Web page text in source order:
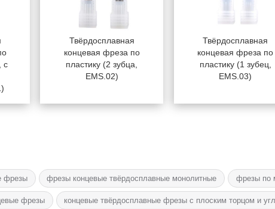
с
Твёрдосплавная
концевая фреза по
пластику (2 зубца,
EMS.02)
Твёрдосплавная
концевая фреза по
пластику (1 зубец,
EMS.03)
фрезы фрезы концевые твёрдосплавные монолитные фрезы по
фрезы концевые твёрдосплавные фрезы с плоским торцом и